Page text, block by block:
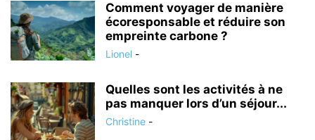
Comment voyager de manière
écoresponsable et réduire son
empreinte carbone ?
Lionel -
Quelles sont les activités à ne
pas manquer lors d’un séjour...
Christine -